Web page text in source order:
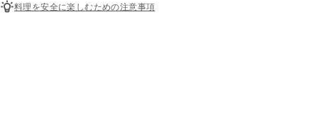
料理を安全に楽しむための注意事項